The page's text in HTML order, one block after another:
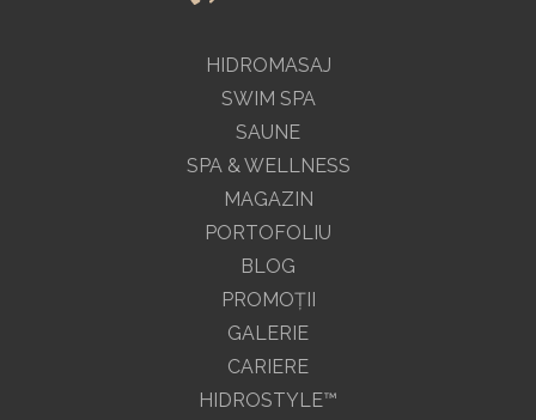
HIDROMASAJ
SWIM SPA
SAUNE
SPA & WELLNESS
MAGAZIN
PORTOFOLIU
BLOG
PROMOŢII
GALERIE
CARIERE
HIDROSTYLE™